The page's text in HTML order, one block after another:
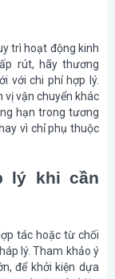
trì hoạt động kinh
rút, hãy thương
với chi phí hợp lý.
vị vận chuyển khác
hạn trong tương
vì chỉ phụ thuộc
lý khi cần
tác hoặc từ chối
lý. Tham khảo ý
để khởi kiện dựa